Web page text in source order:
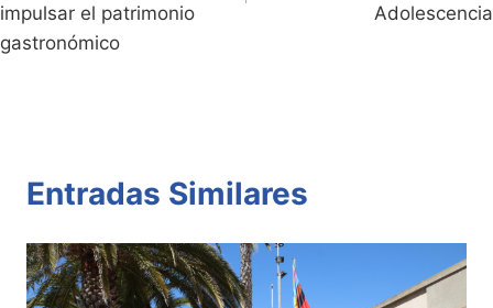
impulsar el patrimonio
gastronómico
Adolescencia
Entradas Similares